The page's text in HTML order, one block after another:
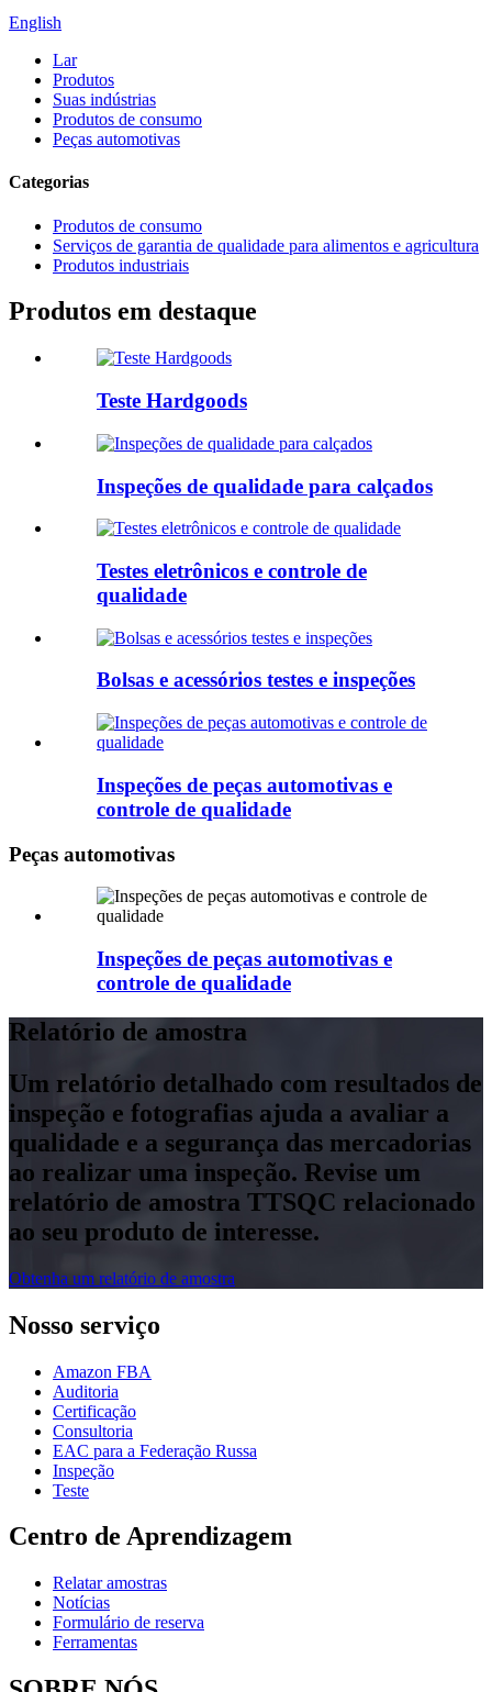
English
Lar
Produtos
Suas indústrias
Produtos de consumo
Peças automotivas
Categorias
Produtos de consumo
Serviços de garantia de qualidade para alimentos e agricultura
Produtos industriais
Produtos em destaque
Teste Hardgoods
Inspeções de qualidade para calçados
Testes eletrônicos e controle de
qualidade
Bolsas e acessórios testes e inspeções
Inspeções de peças automotivas e
controle de qualidade
Peças automotivas
Inspeções de peças automotivas e
controle de qualidade
Relatório de amostra
Um relatório detalhado com resultados de
inspeção e fotografias ajuda a avaliar a
qualidade e a segurança das mercadorias
ao realizar uma inspeção. Revise um
relatório de amostra TTSQC relacionado
ao seu produto de interesse.
Obtenha um relatório de amostra
Nosso serviço
Amazon FBA
Auditoria
Certificação
Consultoria
EAC para a Federação Russa
Inspeção
Teste
Centro de Aprendizagem
Relatar amostras
Notícias
Formulário de reserva
Ferramentas